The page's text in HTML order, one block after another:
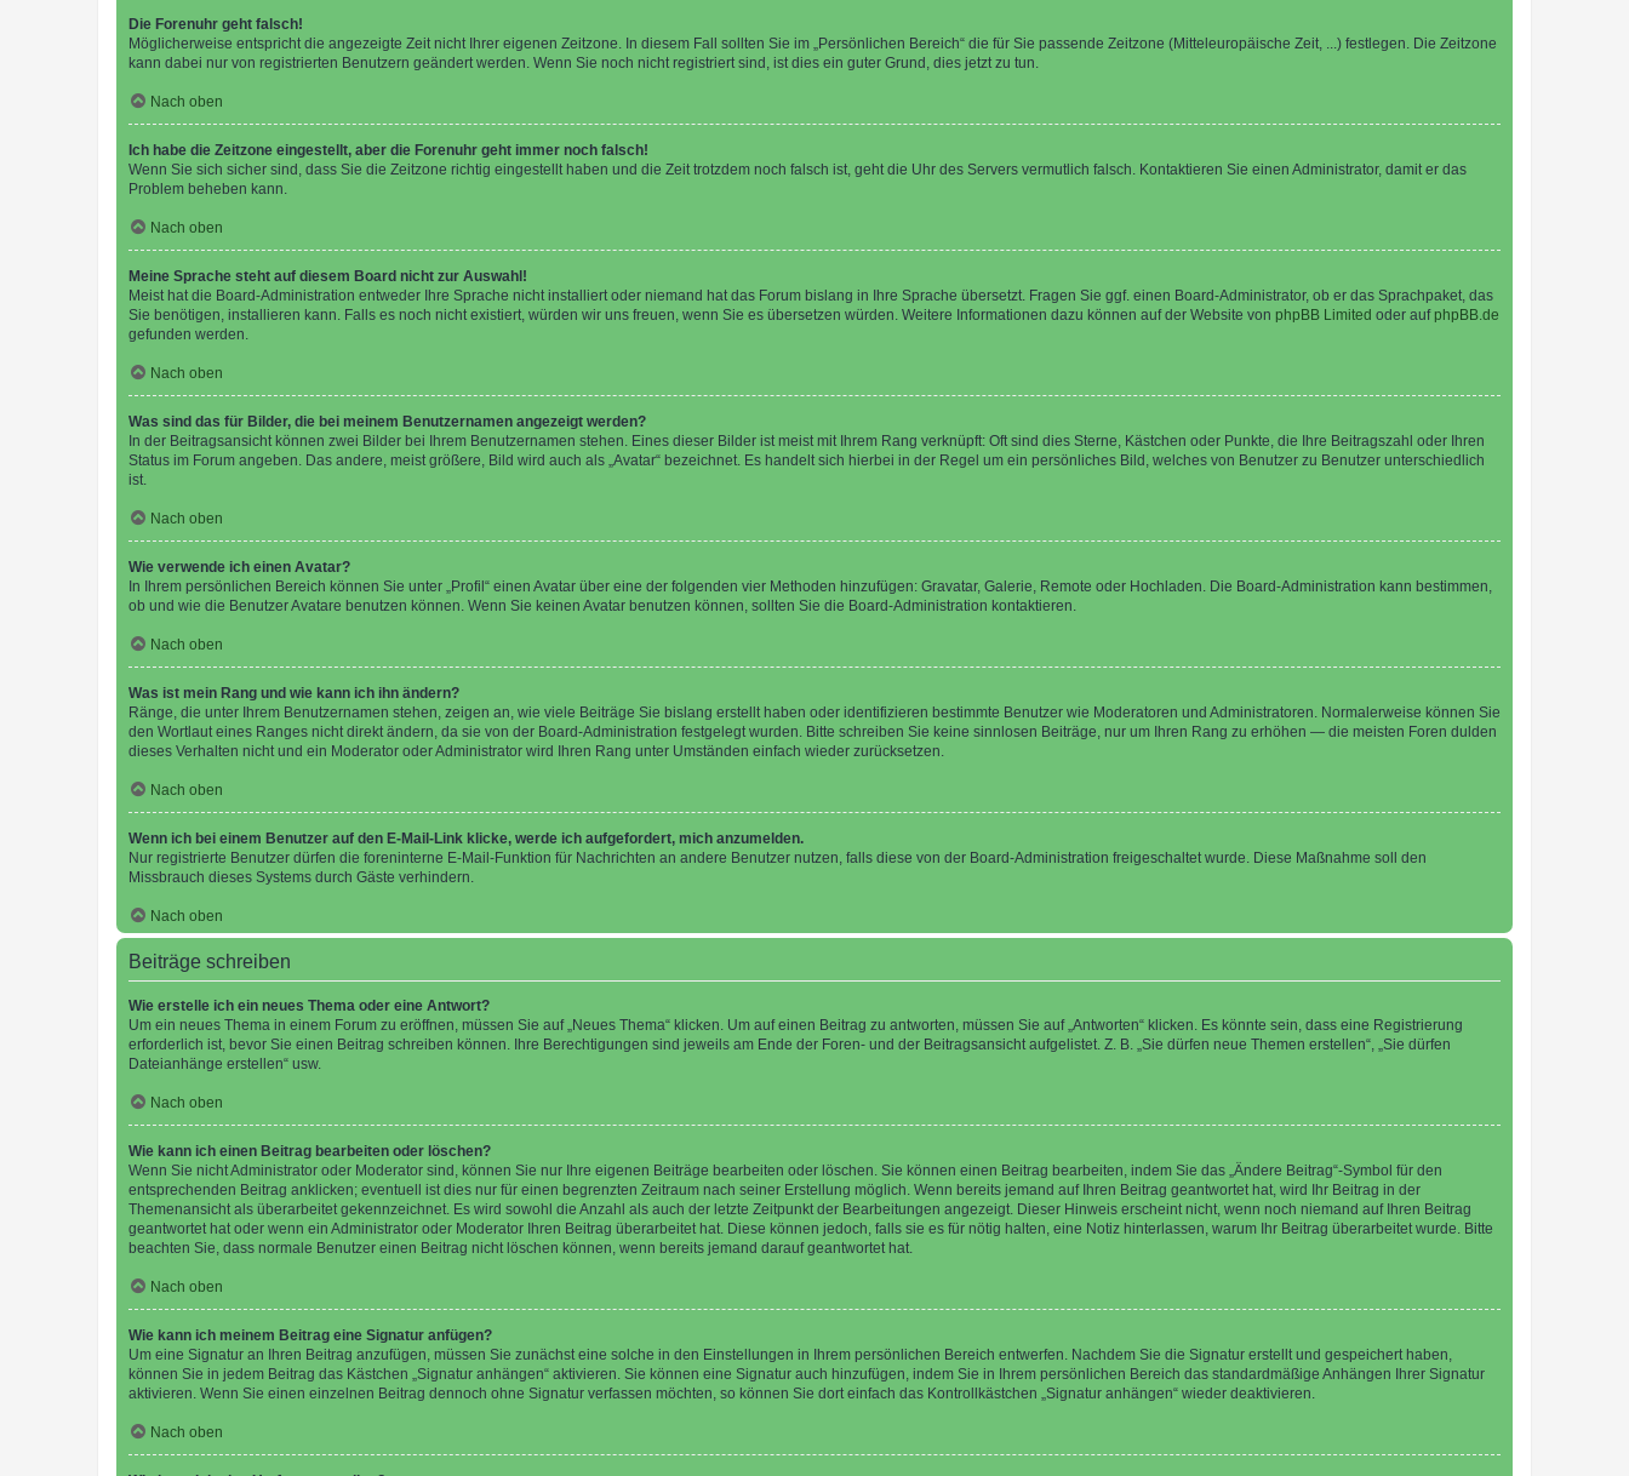
Die Forenuhr geht falsch!
Möglicherweise entspricht die angezeigte Zeit nicht Ihrer eigenen Zeitzone. In diesem Fall sollten Sie im „Persönlichen Bereich“ die für Sie passende Zeitzone (Mitteleuropäische Zeit, ...) festlegen. Die Zeitzone
kann dabei nur von registrierten Benutzern geändert werden. Wenn Sie noch nicht registriert sind, ist dies ein guter Grund, dies jetzt zu tun.
Nach oben
Ich habe die Zeitzone eingestellt, aber die Forenuhr geht immer noch falsch!
Wenn Sie sich sicher sind, dass Sie die Zeitzone richtig eingestellt haben und die Zeit trotzdem noch falsch ist, geht die Uhr des Servers vermutlich falsch. Kontaktieren Sie einen Administrator, damit er das
Problem beheben kann.
Nach oben
Meine Sprache steht auf diesem Board nicht zur Auswahl!
Meist hat die Board-Administration entweder Ihre Sprache nicht installiert oder niemand hat das Forum bislang in Ihre Sprache übersetzt. Fragen Sie ggf. einen Board-Administrator, ob er das Sprachpaket, das
Sie benötigen, installieren kann. Falls es noch nicht existiert, würden wir uns freuen, wenn Sie es übersetzen würden. Weitere Informationen dazu können auf der Website von phpBB Limited oder aufphpBB.de
gefunden werden.
Nach oben
Was sind das für Bilder, die bei meinem Benutzernamen angezeigt werden?
In der Beitragsansicht können zwei Bilder bei Ihrem Benutzernamen stehen. Eines dieser Bilder ist meist mit Ihrem Rang verknüpft: Oft sind dies Sterne, Kästchen oder Punkte, die Ihre Beitragszahl oder Ihren
Status im Forum angeben. Das andere, meist größere, Bild wird auch als „Avatar“ bezeichnet. Es handelt sich hierbei in der Regel um ein persönliches Bild, welches von Benutzer zu Benutzer unterschiedlich
ist.
Nach oben
Wie verwende ich einen Avatar?
In Ihrem persönlichen Bereich können Sie unter „Profil“ einen Avatar über eine der folgenden vier Methoden hinzufügen: Gravatar, Galerie, Remote oder Hochladen. Die Board-Administration kann bestimmen,
ob und wie die Benutzer Avatare benutzen können. Wenn Sie keinen Avatar benutzen können, sollten Sie die Board-Administration kontaktieren.
Nach oben
Was ist mein Rang und wie kann ich ihn ändern?
Ränge, die unter Ihrem Benutzernamen stehen, zeigen an, wie viele Beiträge Sie bislang erstellt haben oder identifizieren bestimmte Benutzer wie Moderatoren und Administratoren. Normalerweise können Sie
den Wortlaut eines Ranges nicht direkt ändern, da sie von der Board-Administration festgelegt wurden. Bitte schreiben Sie keine sinnlosen Beiträge, nur um Ihren Rang zu erhöhen — die meisten Foren dulden
dieses Verhalten nicht und ein Moderator oder Administrator wird Ihren Rang unter Umständen einfach wieder zurücksetzen.
Nach oben
Wenn ich bei einem Benutzer auf den E-Mail-Link klicke, werde ich aufgefordert, mich anzumelden.
Nur registrierte Benutzer dürfen die foreninterne E-Mail-Funktion für Nachrichten an andere Benutzer nutzen, falls diese von der Board-Administration freigeschaltet wurde. Diese Maßnahme soll den
Missbrauch dieses Systems durch Gäste verhindern.
Nach oben
Beiträge schreiben
Wie erstelle ich ein neues Thema oder eine Antwort?
Um ein neues Thema in einem Forum zu eröffnen, müssen Sie auf „Neues Thema“ klicken. Um auf einen Beitrag zu antworten, müssen Sie auf „Antworten“ klicken. Es könnte sein, dass eine Registrierung
erforderlich ist, bevor Sie einen Beitrag schreiben können. Ihre Berechtigungen sind jeweils am Ende der Foren- und der Beitragsansicht aufgelistet. Z. B. „Sie dürfen neue Themen erstellen“, „Sie dürfen
Dateianhänge erstellen“ usw.
Nach oben
Wie kann ich einen Beitrag bearbeiten oder löschen?
Wenn Sie nicht Administrator oder Moderator sind, können Sie nur Ihre eigenen Beiträge bearbeiten oder löschen. Sie können einen Beitrag bearbeiten, indem Sie das „Ändere Beitrag“-Symbol für den
entsprechenden Beitrag anklicken; eventuell ist dies nur für einen begrenzten Zeitraum nach seiner Erstellung möglich. Wenn bereits jemand auf Ihren Beitrag geantwortet hat, wird Ihr Beitrag in der
Themenansicht als überarbeitet gekennzeichnet. Es wird sowohl die Anzahl als auch der letzte Zeitpunkt der Bearbeitungen angezeigt. Dieser Hinweis erscheint nicht, wenn noch niemand auf Ihren Beitrag
geantwortet hat oder wenn ein Administrator oder Moderator Ihren Beitrag überarbeitet hat. Diese können jedoch, falls sie es für nötig halten, eine Notiz hinterlassen, warum Ihr Beitrag überarbeitet wurde. Bitte
beachten Sie, dass normale Benutzer einen Beitrag nicht löschen können, wenn bereits jemand darauf geantwortet hat.
Nach oben
Wie kann ich meinem Beitrag eine Signatur anfügen?
Um eine Signatur an Ihren Beitrag anzufügen, müssen Sie zunächst eine solche in den Einstellungen in Ihrem persönlichen Bereich entwerfen. Nachdem Sie die Signatur erstellt und gespeichert haben,
können Sie in jedem Beitrag das Kästchen „Signatur anhängen“ aktivieren. Sie können eine Signatur auch hinzufügen, indem Sie in Ihrem persönlichen Bereich das standardmäßige Anhängen Ihrer Signatur
aktivieren. Wenn Sie einen einzelnen Beitrag dennoch ohne Signatur verfassen möchten, so können Sie dort einfach das Kontrollkästchen „Signatur anhängen“ wieder deaktivieren.
Nach oben